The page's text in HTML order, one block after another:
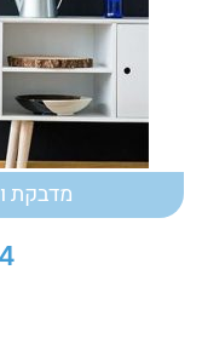
מדבקת